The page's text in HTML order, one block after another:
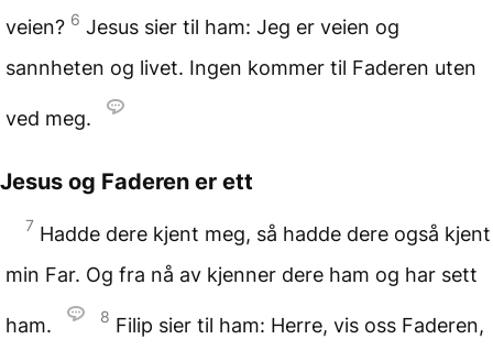
veien? 6 Jesus sier til ham: Jeg er veien og
sannheten og livet. Ingen kommer til Faderen uten
ved meg.
Jesus og Faderen er ett
7 Hadde dere kjent meg, så hadde dere også kjent
min Far. Og fra nå av kjenner dere ham og har sett
ham. 8 Filip sier til ham: Herre, vis oss Faderen,